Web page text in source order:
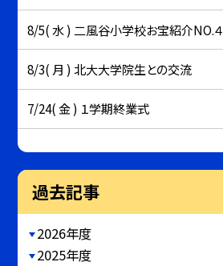
8/5( 水 ) 二風谷小学校お宝紹介NO.４
8/3( 月 ) 北大大学院生との交流
7/24( 金 ) １学期終業式
過去記事
2026年度
2025年度